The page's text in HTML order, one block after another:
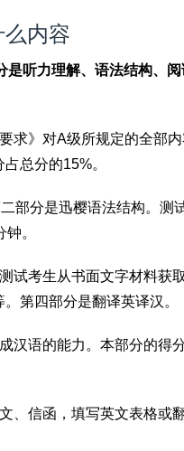
内容
是听力理解、语法结构、
求》对A级所规定的全部
总分的15%。
部分是迅樱语法结构。测
。
试考生从书面文字材料获
第四部分是翻译英译汉。
汉语的能力。本部分的得
、信函，填写英文表格或